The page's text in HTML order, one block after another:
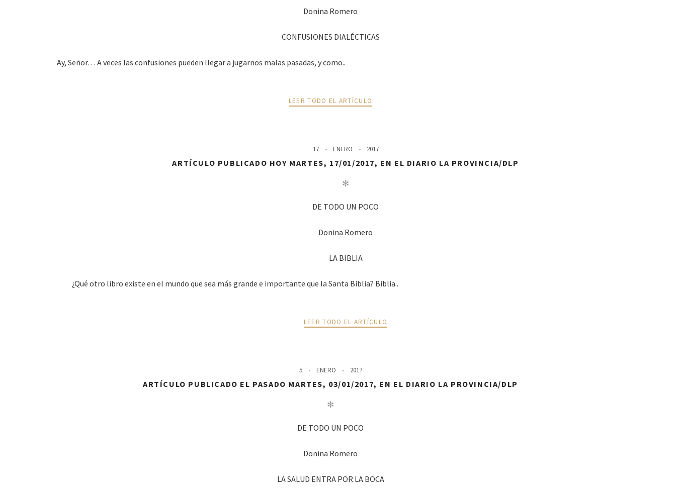
Donina Romero
CONFUSIONES DIALÉCTICAS
Ay, Señor… A veces las confusiones pueden llegar a jugarnos malas pasadas, y como..
LEER TODO EL ARTÍCULO
17 ENERO 2017
ARTÍCULO PUBLICADO HOY MARTES, 17/01/2017, EN EL DIARIO LA PROVINCIA/DLP
✻
DE TODO UN POCO
Donina Romero
LA BIBLIA
¿Qué otro libro existe en el mundo que sea más grande e importante que la Santa Biblia? Biblia..
LEER TODO EL ARTÍCULO
5 ENERO 2017
ARTÍCULO PUBLICADO EL PASADO MARTES, 03/01/2017, EN EL DIARIO LA PROVINCIA/DLP
✻
DE TODO UN POCO
Donina Romero
LA SALUD ENTRA POR LA BOCA